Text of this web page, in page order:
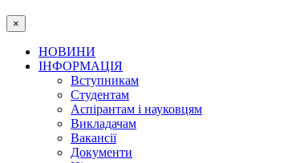
×
НОВИНИ
ІНФОРМАЦІЯ
Вступникам
Студентам
Аспірантам і науковцям
Викладачам
Вакансії
Документи